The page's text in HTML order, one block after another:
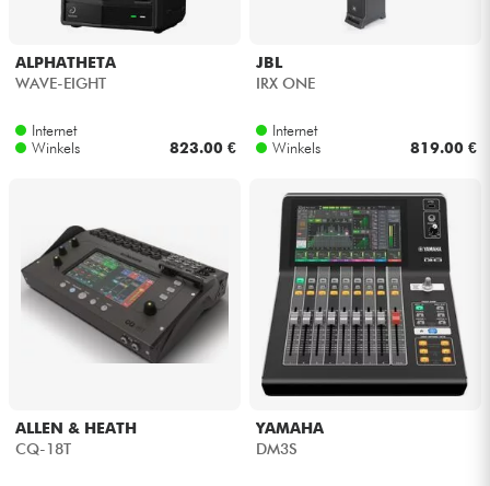
ALPHATHETA
WAVE-EIGHT
Internet
Winkels
823.00 €
JBL
IRX ONE
Internet
Winkels
819.00 €
ALLEN & HEATH
CQ-18T
YAMAHA
DM3S